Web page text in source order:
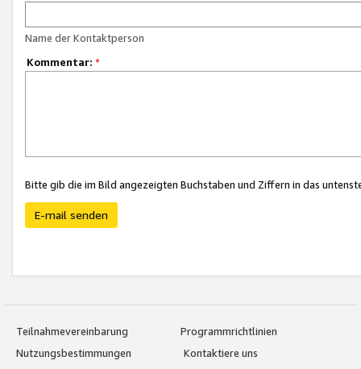
Name der Kontaktperson
Kommentar: *
Bitte gib die im Bild angezeigten Buchstaben und Ziffern in das
E-mail senden
Teilnahmevereinbarung
Programmrichtlinien
Nutzungsbestimmungen
Kontaktiere uns